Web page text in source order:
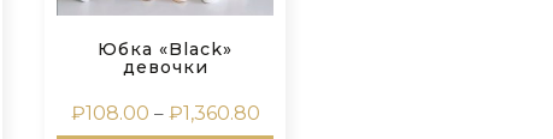
Юбка «Black»
девочки
₽108.00 – ₽1,360.80Диапазон